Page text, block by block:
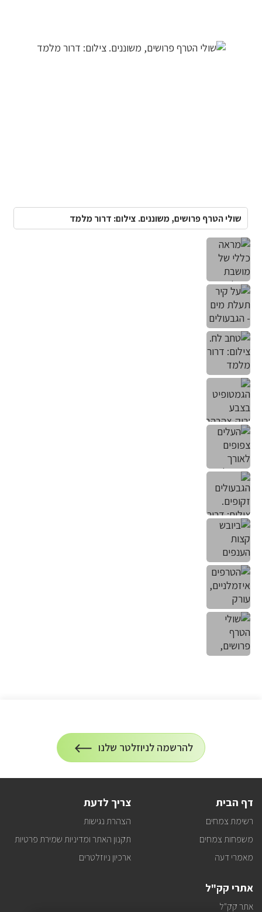
שולי הטרף פרושים, משוננים. צילום: דרור מלמד
הרשמה
להרשמה לניוזלטר שלנו
על
הרשמה
דף הבית
רשימת צמחים
משפחות צמחים
מאמרי דעה
צריך לדעת
הצהרת נגישות
תקנון האתר ומדיניות שמירת פרטיות
ארכיון ניוזלטרים
אתרי קק"ל
אתר קק"ל